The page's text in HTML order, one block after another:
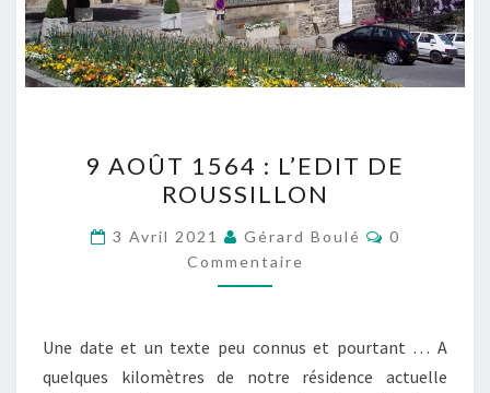
AOÛT
1564
:
L’EDIT
DE
9 AOÛT 1564 : L’EDIT DE
ROUSSILLON
3 Avril 2021 Gérard Boulé
0
Commentaire
Une date et un texte peu connus et pourtant … A
quelques kilomètres de notre résidence actuelle